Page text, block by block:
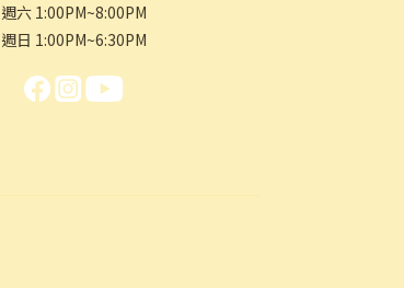
週六 1:00PM~8:00PM
週日 1:00PM~6:30PM